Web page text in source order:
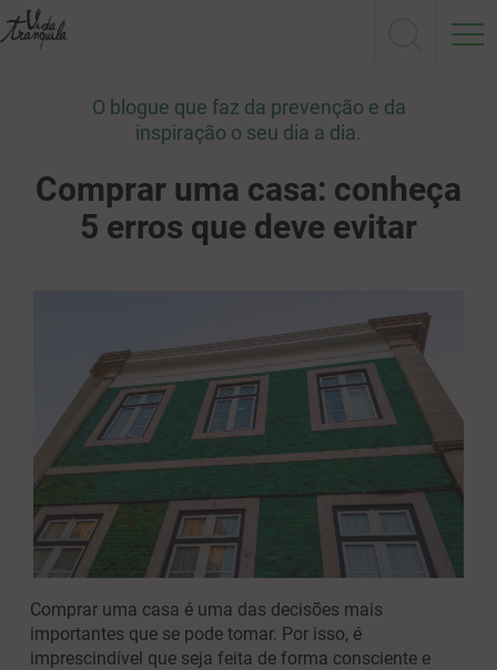
O blogue que faz da prevenção e da
inspiração o seu dia a dia.
Comprar uma casa: conheça
5 erros que deve evitar
Comprar uma casa é uma das decisões mais
importantes que se pode tomar. Por isso, é
imprescindível que seja feita de forma consciente e